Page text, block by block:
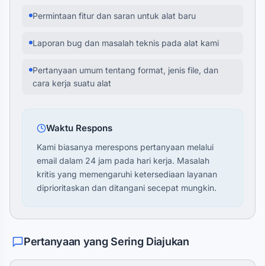
Permintaan fitur dan saran untuk alat baru
Laporan bug dan masalah teknis pada alat kami
Pertanyaan umum tentang format, jenis file, dan
cara kerja suatu alat
Waktu Respons
Kami biasanya merespons pertanyaan melalui
email dalam 24 jam pada hari kerja. Masalah
kritis yang memengaruhi ketersediaan layanan
diprioritaskan dan ditangani secepat mungkin.
Pertanyaan yang Sering Diajukan